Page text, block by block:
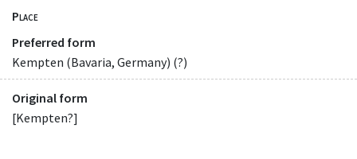
Place
Preferred form
Kempten (Bavaria, Germany) (?)
Original form
[Kempten?]